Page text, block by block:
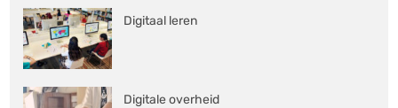
Digitaal leren
Digitale overheid